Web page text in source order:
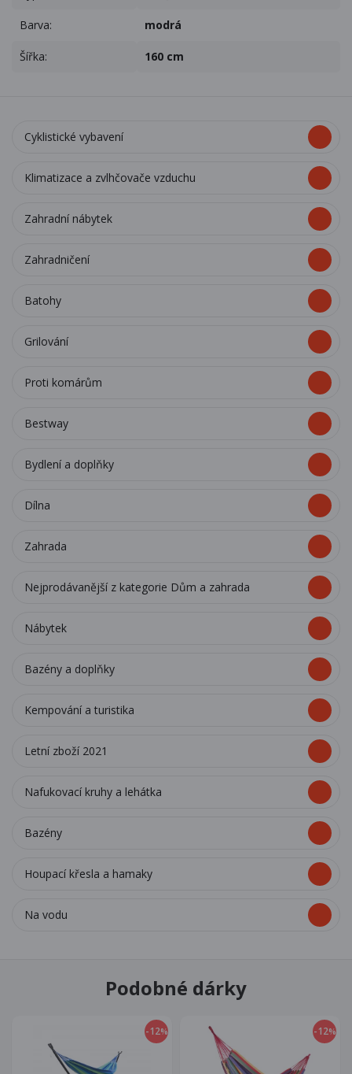
Barva: modrá
Šířka: 160 cm
Cyklistické vybavení
Klimatizace a zvlhčovače vzduchu
Zahradní nábytek
Zahradničení
Batohy
Grilování
Proti komárům
Bestway
Bydlení a doplňky
Dílna
Zahrada
Nejprodávanější z kategorie Dům a zahrada
Nábytek
Bazény a doplňky
Kempování a turistika
Letní zboží 2021
Nafukovací kruhy a lehátka
Bazény
Houpací křesla a hamaky
Na vodu
Podobné dárky
-12% -12%